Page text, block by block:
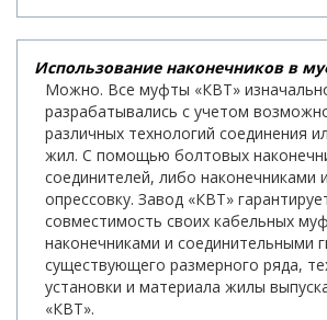
Использование наконечников в
Можно. Все муфты «КВТ»
разрабатывались с учетом
различных технологий соединения
жил. С помощью болтовых
соединителей, либо наконечниками
опрессовку. Завод «КВТ»
совместимость своих кабельных
наконечниками и соединительными
существующего размерного ряда,
установки и материала жилы
«КВТ».